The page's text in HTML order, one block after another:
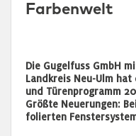
Farbenwelt
Die Gugelfuss GmbH
Landkreis Neu-Ulm
und Türenprogramm
Größte Neuerungen:
folierten